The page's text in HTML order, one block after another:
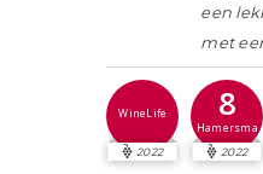
een
met
WineLife
2022
8
Hamersma
2022